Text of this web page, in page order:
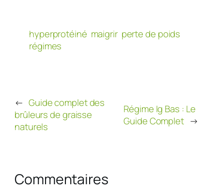
hyperprotéiné maigrir perte de poids
régimes
← Guide complet des
brûleurs de graisse
naturels
Régime Ig Bas : Le
Guide Complet →
Commentaires